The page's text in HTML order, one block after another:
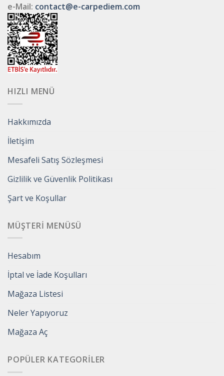
e-Mail: contact@e-carpediem.com
HIZLI MENÜ
Hakkımızda
İletişim
Mesafeli Satış Sözleşmesi
Gizlilik ve Güvenlik Politikası
Şart ve Koşullar
MÜŞTERI MENÜSÜ
Hesabım
İptal ve İade Koşulları
Mağaza Listesi
Neler Yapıyoruz
Mağaza Aç
POPÜLER KATEGORILER